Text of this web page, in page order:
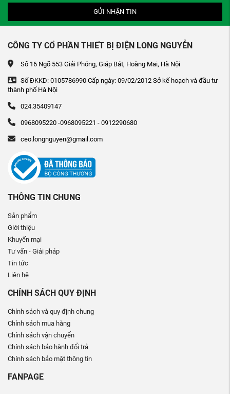
GỬI NHẬN TIN
CÔNG TY CỔ PHẦN THIẾT BỊ ĐIỆN LONG NGUYỄN
Số 16 Ngõ 553 Giải Phóng, Giáp Bát, Hoàng Mai, Hà Nội
Số ĐKKD: 0105786990 Cấp ngày: 09/02/2012 Sở kế hoạch và đầu tư
thành phố Hà Nội
024.35409147
0968095220 -0968095221 - 0912290680
ceo.longnguyen@gmail.com
THÔNG TIN CHUNG
Sản phẩm
Giới thiệu
Khuyến mại
Tư vấn - Giải pháp
Tin tức
Liên hệ
CHÍNH SÁCH QUY ĐỊNH
Chính sách và quy định chung
Chính sách mua hàng
Chính sách vận chuyển
Chính sách bảo hành đổi trả
Chính sách bảo mật thông tin
FANPAGE